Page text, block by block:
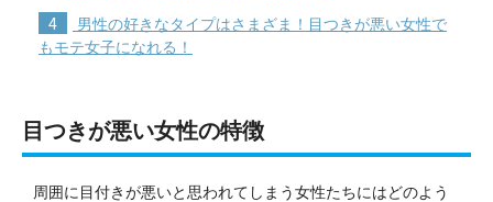
4
男性の好きなタイプはさまざま！目つきが悪い女性で
もモテ女子になれる！
目つきが悪い女性の特徴
周囲に目付きが悪いと思われてしまう女性たちにはどのよう